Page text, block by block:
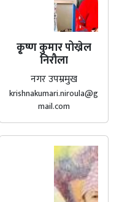
कृ्ष्ण कुमार पोख्रेल
निरौला
नगर उपम्रमुख
krishnakumari.niroula@g
mail.com